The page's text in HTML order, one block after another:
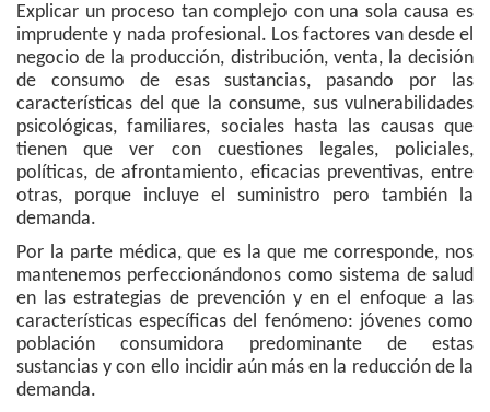
Explicar un proceso tan complejo con una sola causa es
imprudente y nada profesional. Los factores van desde el
negocio de la producción, distribución, venta, la decisión
de consumo de esas sustancias, pasando por las
características del que la consume, sus vulnerabilidades
psicológicas, familiares, sociales hasta las causas que
tienen que ver con cuestiones legales, policiales,
políticas, de afrontamiento, eficacias preventivas, entre
otras, porque incluye el suministro pero también la
demanda.
Por la parte médica, que es la que me corresponde, nos
mantenemos perfeccionándonos como sistema de salud
en las estrategias de prevención y en el enfoque a las
características específicas del fenómeno: jóvenes como
población consumidora predominante de estas
sustancias y con ello incidir aún más en la reducción de la
demanda.